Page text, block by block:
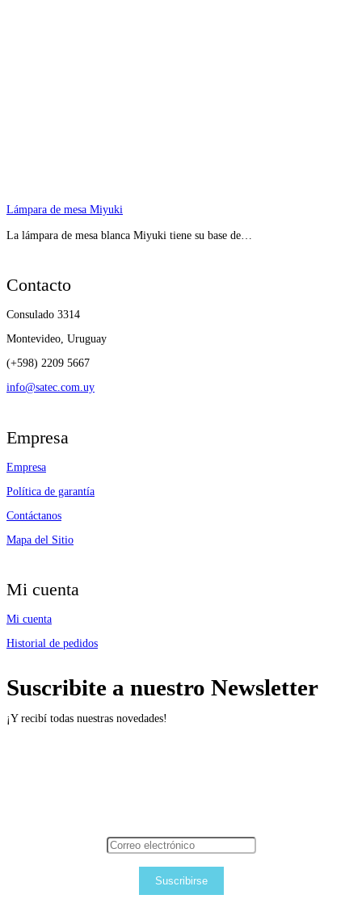
Lámpara de mesa Miyuki
La lámpara de mesa blanca Miyuki tiene su base de…
Contacto
Consulado 3314
Montevideo, Uruguay
(+598) 2209 5667
info@satec.com.uy
Empresa
Empresa
Política de garantía
Contáctanos
Mapa del Sitio
Mi cuenta
Mi cuenta
Historial de pedidos
Suscribite a nuestro Newsletter
¡Y recibí todas nuestras novedades!
Suscribirse